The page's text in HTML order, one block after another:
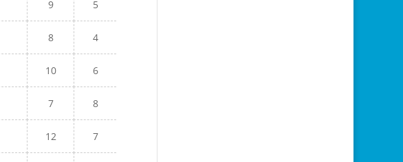
9 5
8 4
10 6
7 8
12 7